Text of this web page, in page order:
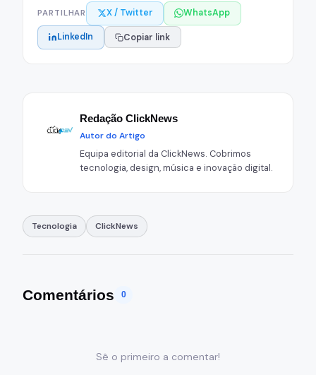
PARTILHAR X / Twitter WhatsApp
LinkedIn Copiar link
Redação ClickNews
Autor do Artigo
Equipa editorial da ClickNews. Cobrimos
tecnologia, design, música e inovação digital.
Tecnologia ClickNews
Comentários 0
Sê o primeiro a comentar!